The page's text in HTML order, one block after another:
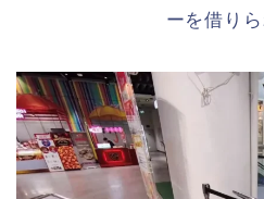
ーを借り